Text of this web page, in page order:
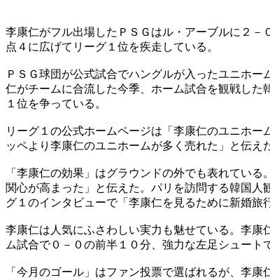
李康仁がフル出場したＰＳＧはル・アーブルに２
点４に広げてリーグ１位を疾走している。
ＰＳＧ球団が公式試合でハングルが入ったユニホ
仁がチームに合流した今季、ホーム試合を観戦し
１位を争っている。
リーグ１の公式ホームページは「李康仁のユニホ
ッペより李康仁のユニホームが多く売れた」と伝え
「李康仁の効果」はグラウンドの外でも表れてい
関心が高まった」と伝えた。パリを訪問する韓国
グ１のインタビューで「李康仁を見るために新婚旅
李康仁は人気にふさわしい実力も魅せている。李
ム試合で０－０の前半１０分、強力な左足シュー
「今月のゴール」はファン投票で選ばれるが、李